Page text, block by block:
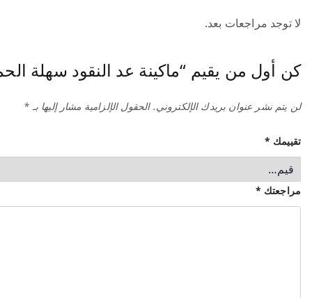
لا توجد مراجعات بعد.
كن أول من يقيم “ماكينة عد النقود سهلة
لن يتم نشر عنوان بريدك الإلكتروني. الحقول الإلزامية مشار إليها بـ *
تقييمك *
مراجعتك *